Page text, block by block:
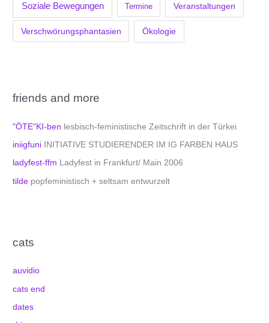
Soziale Bewegungen Termine Veranstaltungen
Verschwörungsphantasien Ökologie
friends and more
"ÖTE"KI-ben lesbisch-feministische Zeitschrift in der Türkei
iniigfuni INITIATIVE STUDIERENDER IM IG FARBEN HAUS
ladyfest-ffm Ladyfest in Frankfurt/ Main 2006
tilde popfeministisch + seltsam entwurzelt
cats
auvidio
cats end
dates